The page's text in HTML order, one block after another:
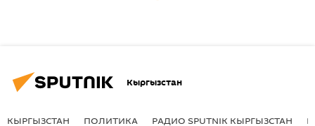
Кыргызстан
КЫРГЫЗСТАН ПОЛИТИКА РАДИО SPUTNIK КЫРГЫЗСТАН